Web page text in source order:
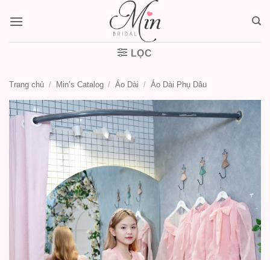
qua
LỌC
Trang chủ / Min’s Catalog / Áo Dài / Áo Dài Phụ Dâu